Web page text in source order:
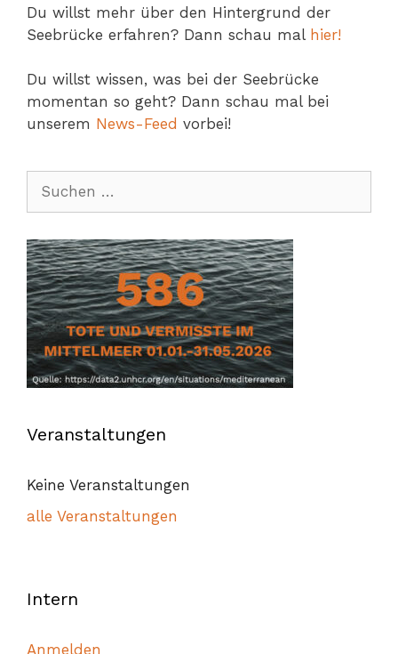
Du willst mehr über den Hintergrund der
Seebrücke erfahren? Dann schau mal hier!
Du willst wissen, was bei der Seebrücke
momentan so geht? Dann schau mal bei
unserem News-Feed vorbei!
Suchen
Veranstaltungen
Keine Veranstaltungen
alle Veranstaltungen
Intern
Anmelden